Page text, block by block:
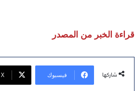
قراءة الخبر من المصدر
شاركها فيسبوك ‫X